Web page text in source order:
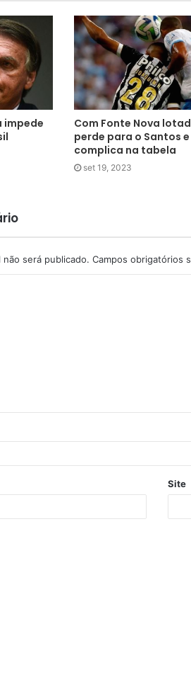
impede
Com Fonte Nova
perde para o Santos e
complica na tabela
set 19, 2023
será publicado. Campos obrigatórios
Site